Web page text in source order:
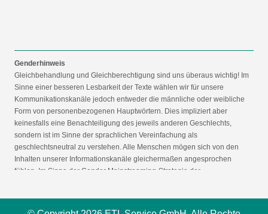
Genderhinweis
Gleichbehandlung und Gleichberechtigung sind uns überaus wichtig! Im
Sinne einer besseren Lesbarkeit der Texte wählen wir für unsere
Kommunikationskanäle jedoch entweder die männliche oder weibliche
Form von personenbezogenen Hauptwörtern. Dies impliziert aber
keinesfalls eine Benachteiligung des jeweils anderen Geschlechts,
sondern ist im Sinne der sprachlichen Vereinfachung als
geschlechtsneutral zu verstehen. Alle Menschen mögen sich von den
Inhalten unserer Informationskanäle gleichermaßen angesprochen
fühlen. Im Sinne der Gender Mainstreaming-Strategie der